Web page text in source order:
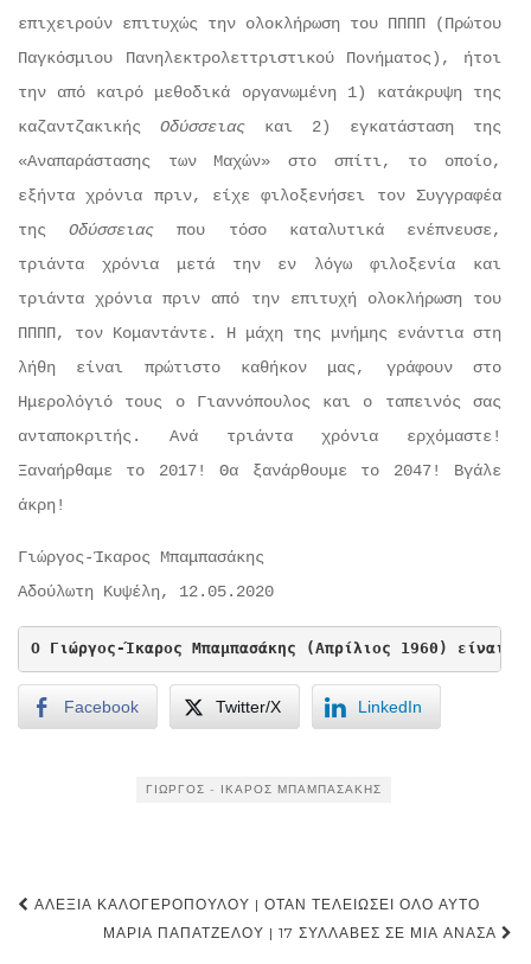
επιχειρούν επιτυχώς την ολοκλήρωση του ΠΠΠΠ (Πρώτου
Παγκόσμιου Πανηλεκτρολεττριστικού Πονήματος), ήτοι
την από καιρό μεθοδικά οργανωμένη 1) κατάκρυψη της
καζαντζακικής Οδύσσειας και 2) εγκατάσταση της
«Αναπαράστασης των Μαχών» στο σπίτι, το οποίο,
εξήντα χρόνια πριν, είχε φιλοξενήσει τον Συγγραφέα
τηςΟδύσσειας που τόσο καταλυτικά ενέπνευσε,
τριάντα χρόνια μετά την εν λόγω φιλοξενία και
τριάντα χρόνια πριν από την επιτυχή ολοκλήρωση του
ΠΠΠΠ, τον Κομαντάντε. Η μάχη της μνήμης ενάντια στη
λήθη είναι πρώτιστο καθήκον μας, γράφουν στο
Ημερολόγιό τους ο Γιαννόπουλος και ο ταπεινός σας
ανταποκριτής. Ανά τριάντα χρόνια ερχόμαστε!
Ξαναήρθαμε το 2017! Θα ξανάρθουμε το 2047! Βγάλε
άκρη!
Γιώργος-Ίκαρος Μπαμπασάκης
Αδούλωτη Κυψέλη, 12.05.2020
Ο Γιώργος-Ίκαρος Μπαμπασάκης (Απρίλιος 1960) είναι
Facebook Twitter/X LinkedIn
ΓΙΏΡΓΟΣ - ΊΚΑΡΟΣ ΜΠΑΜΠΑΣΆΚΗΣ
Post
navigation
ΑΛΕΞΊΑ ΚΑΛΟΓΕΡΟΠΟΎΛΟΥ | ΌΤΑΝ ΤΕΛΕΙΏΣΕΙ ΌΛΟ ΑΥΤΌ
ΜΑΡΊΑ ΠΑΠΑΤΖΈΛΟΥ | 17 ΣΥΛΛΑΒΈΣ ΣΕ ΜΙΑ ΑΝΆΣΑ